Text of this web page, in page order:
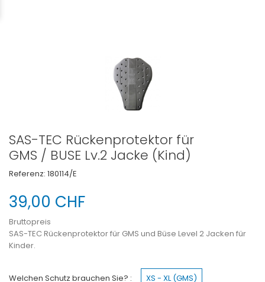
SAS-TEC Rückenprotektor für
GMS / BUSE Lv.2 Jacke (Kind)
Referenz: 180114/E
39,00 CHF
Bruttopreis
SAS-TEC Rückenprotektor für GMS und Büse Level 2 Jacken für
Kinder.
Welchen Schutz brauchen Sie? : XS - XL (GMS)